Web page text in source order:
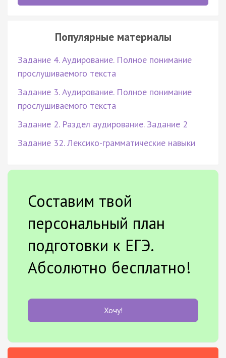
Популярные материалы
Задание 4. Аудирование. Полное понимание
прослушиваемого текста
Задание 3. Аудирование. Полное понимание
прослушиваемого текста
Задание 2. Раздел аудирование. Задание 2
Задание 32. Лексико-грамматические навыки
Составим твой
персональный план
подготовки к ЕГЭ.
Абсолютно бесплатно!
Хочу!